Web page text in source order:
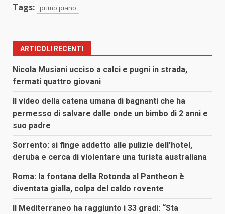
Tags: primo piano
ARTICOLI RECENTI
Nicola Musiani ucciso a calci e pugni in strada,
fermati quattro giovani
Il video della catena umana di bagnanti che ha
permesso di salvare dalle onde un bimbo di 2 anni e
suo padre
Sorrento: si finge addetto alle pulizie dell’hotel,
deruba e cerca di violentare una turista australiana
Roma: la fontana della Rotonda al Pantheon è
diventata gialla, colpa del caldo rovente
Il Mediterraneo ha raggiunto i 33 gradi: “Sta